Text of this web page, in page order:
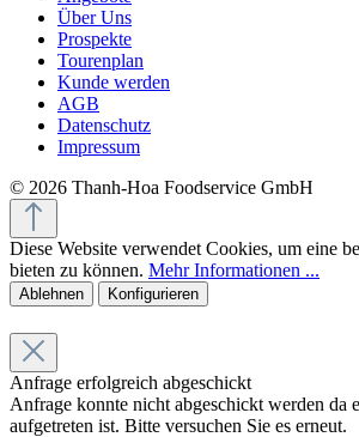
Über Uns
Prospekte
Tourenplan
Kunde werden
AGB
Datenschutz
Impressum
© 2026 Thanh-Hoa Foodservice GmbH
Diese Website verwendet Cookies, um eine
bieten zu können. Mehr Informationen ...
Ablehnen Konfigurieren
Anfrage erfolgreich abgeschickt
Anfrage konnte nicht abgeschickt werden da
aufgetreten ist. Bitte versuchen Sie es erneut.